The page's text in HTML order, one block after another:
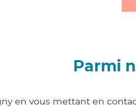
Parmi
en vous mettant en